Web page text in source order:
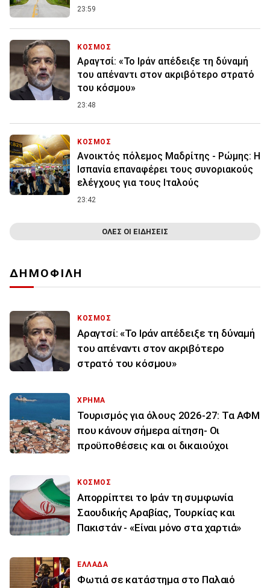
23:59
ΚΟΣΜΟΣ
Αραγτσί: «Το Ιράν απέδειξε τη δύναμή
του απέναντι στον ακριβότερο στρατό
του κόσμου»
23:48
ΚΟΣΜΟΣ
Ανοικτός πόλεμος Μαδρίτης - Ρώμης: Η
Ισπανία επαναφέρει τους συνοριακούς
ελέγχους για τους Ιταλούς
23:42
ΟΛΕΣ ΟΙ ΕΙΔΗΣΕΙΣ
ΔΗΜΟΦΙΛΗ
ΚΟΣΜΟΣ
Αραγτσί: «Το Ιράν απέδειξε τη δύναμή
του απέναντι στον ακριβότερο
στρατό του κόσμου»
ΧΡΗΜΑ
Τουρισμός για όλους 2026-27: Τα ΑΦΜ
που κάνουν σήμερα αίτηση- Οι
προϋποθέσεις και οι δικαιούχοι
ΚΟΣΜΟΣ
Απορρίπτει το Ιράν τη συμφωνία
Σαουδικής Αραβίας, Τουρκίας και
Πακιστάν - «Είναι μόνο στα χαρτιά»
ΕΛΛΑΔΑ
Φωτιά σε κατάστημα στο Παλαιό